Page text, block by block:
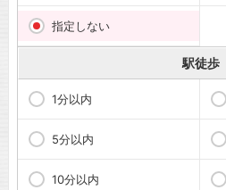
指定しない
駅徒歩
1分以内
5分以内
10分以内